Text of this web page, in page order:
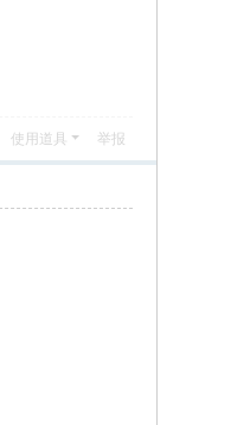
使用道具 举报